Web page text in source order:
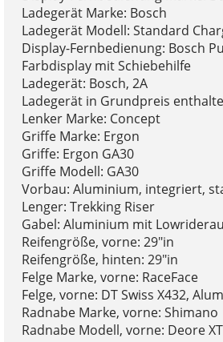
Ladegerät Marke: Bosch
Ladegerät Modell: Standard
Display-Fernbedienung: Bosch
Farbdisplay mit Schiebehilfe
Ladegerät: Bosch, 2A
Ladegerät in Grundpreis
Lenker Marke: Concept
Griffe Marke: Ergon
Griffe: Ergon GA30
Griffe Modell: GA30
Vorbau: Aluminium, integriert,
Lenger: Trekking Riser
Gabel: Aluminium mit
Reifengröße, vorne: 29"in
Reifengröße, hinten: 29"in
Felge Marke, vorne: RaceFace
Felge, vorne: DT Swiss X432,
Radnabe Marke, vorne: Shimano
Radnabe Modell, vorne: Deore XT